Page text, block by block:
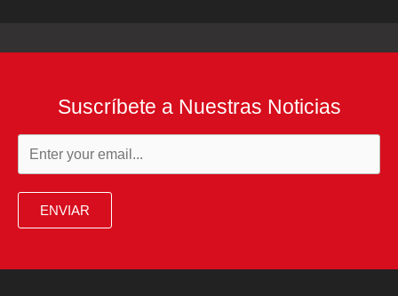
Suscríbete a Nuestras Noticias
ENVIAR